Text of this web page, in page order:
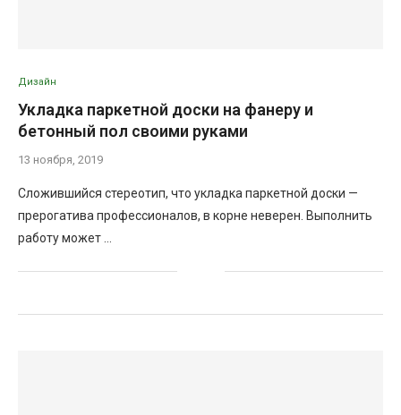
Дизайн
Укладка паркетной доски на фанеру и
бетонный пол своими руками
13 ноября, 2019
Сложившийся стереотип, что укладка паркетной доски —
прерогатива профессионалов, в корне неверен. Выполнить
работу может …